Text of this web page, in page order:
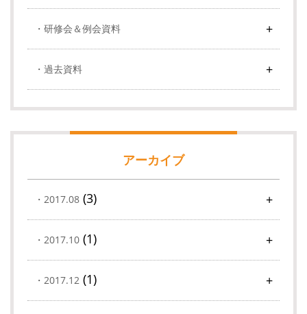
研修会＆例会資料
過去資料
アーカイブ
2017.08 (3)
2017.10 (1)
2017.12 (1)